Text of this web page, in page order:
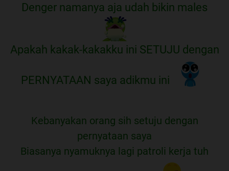
Denger namanya aja udah bikin males
Apakah kakak-kakakku ini SETUJU dengan
PERNYATAAN saya adikmu ini
Kebanyakan orang sih setuju dengan
pernyataan saya
Biasanya nyamuknya lagi patroli kerja tuh